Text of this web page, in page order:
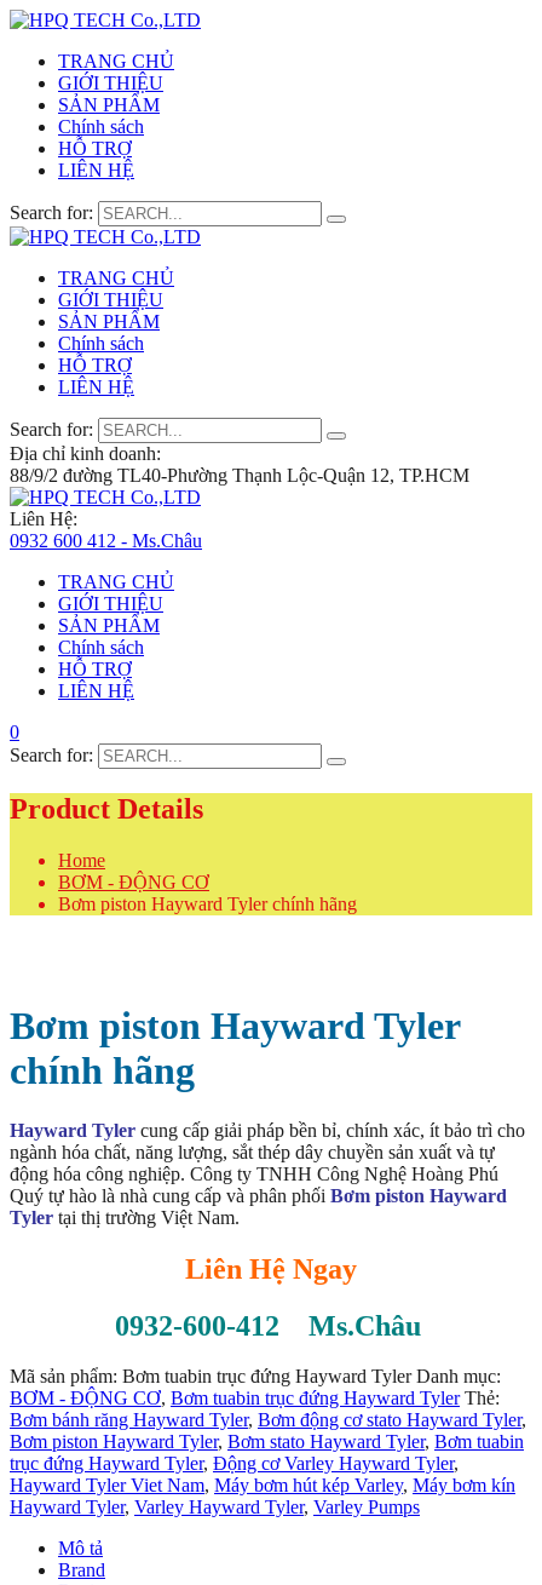
TRANG CHỦ
GIỚI THIỆU
SẢN PHẨM
Chính sách
HỖ TRỢ
LIÊN HỆ
Search for:
TRANG CHỦ
GIỚI THIỆU
SẢN PHẨM
Chính sách
HỖ TRỢ
LIÊN HỆ
Search for:
Địa chỉ kinh doanh:
88/9/2 đường TL40-Phường Thạnh Lộc-Quận 12, TP.HCM
Liên Hệ:
0932 600 412 - Ms.Châu
TRANG CHỦ
GIỚI THIỆU
SẢN PHẨM
Chính sách
HỖ TRỢ
LIÊN HỆ
0
Search for:
Product Details
Home
BƠM - ĐỘNG CƠ
Bơm piston Hayward Tyler chính hãng
Bơm piston Hayward Tyler
chính hãng
Hayward Tyler cung cấp giải pháp bền bỉ, chính xác, ít bảo trì cho
ngành hóa chất, năng lượng, sắt thép dây chuyền sản xuất và tự
động hóa công nghiệp. Công ty TNHH Công Nghệ Hoàng Phú
Quý tự hào là nhà cung cấp và phân phối Bơm piston Hayward
Tyler tại thị trường Việt Nam.
Liên Hệ Ngay
0932-600-412 Ms.Châu
Mã sản phẩm: Bơm tuabin trục đứng Hayward Tyler Danh mục:
BƠM - ĐỘNG CƠ, Bơm tuabin trục đứng Hayward Tyler Thẻ:
Bơm bánh răng Hayward Tyler, Bơm động cơ stato Hayward Tyler,
Bơm piston Hayward Tyler, Bơm stato Hayward Tyler, Bơm tuabin
trục đứng Hayward Tyler, Động cơ Varley Hayward Tyler,
Hayward Tyler Viet Nam, Máy bơm hút kép Varley, Máy bơm kín
Hayward Tyler, Varley Hayward Tyler, Varley Pumps
Mô tả
Brand